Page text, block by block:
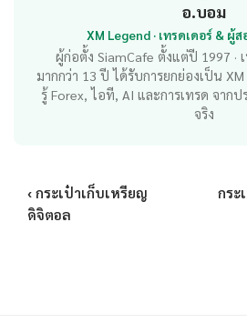
อ.บอม
XM Legend · เทรดเดอร์ & ผู้
ผู้ก่อตั้ง SiamCafe ตั้งแต่ปี 1997 ·
มากกว่า 13 ปี ได้รับการยกย่องเป็น
รู้ Forex, ไอที, AI และการเทรด จาก
จริง
‹ กระเป๋าเก็บเหรียญ
ดิจิตอล
กระ